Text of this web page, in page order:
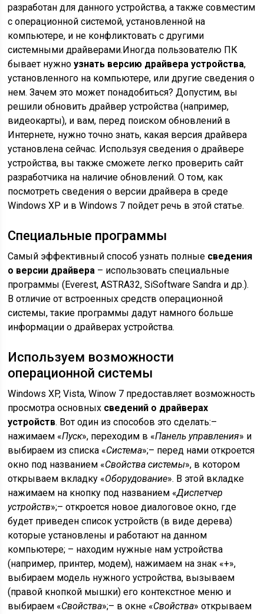
разработан для данного устройства, а также совместим
с операционной системой, установленной на
компьютере, и не конфликтовать с другими
системными драйверами.Иногда пользователю ПК
бывает нужноузнать версию драйвера устройства,
установленного на компьютере, или другие сведения о
нем. Зачем это может понадобиться? Допустим, вы
решили обновить драйвер устройства (например,
видеокарты), и вам, перед поиском обновлений в
Интернете, нужно точно знать, какая версия драйвера
установлена сейчас. Используя сведения о драйвере
устройства, вы также сможете легко проверить сайт
разработчика на наличие обновлений. О том, как
посмотреть сведения о версии драйвера в среде
Windows XP и в Windows 7 пойдет речь в этой статье.
Специальные программы
Самый эффективный способ узнать полные сведения
о версии драйвера – использовать специальные
программы (Everest, ASTRA32, SiSoftware Sandra и др.).
В отличие от встроенных средств операционной
системы, такие программы дадут намного больше
информации о драйверах устройства.
Используем возможности
операционной системы
Windows XP, Vista, Winow 7 предоставляет возможность
просмотра основных сведений о драйверах
устройств. Вот один из способов это сделать:–
нажимаем «Пуск», переходим в «Панель управления» и
выбираем из списка «Система»;– перед нами откроется
окно под названием «Свойства системы», в котором
открываем вкладку «Оборудование». В этой вкладке
нажимаем на кнопку под названием «Диспетчер
устройств»;– откроется новое диалоговое окно, где
будет приведен список устройств (в виде дерева)
которые установлены и работают на данном
компьютере; – находим нужные нам устройства
(например, принтер, модем), нажимаем на знак «+»,
выбираем модель нужного устройства, вызываем
(правой кнопкой мышки) его контекстное меню и
выбираем «Свойства»;– в окне «Свойства» открываем